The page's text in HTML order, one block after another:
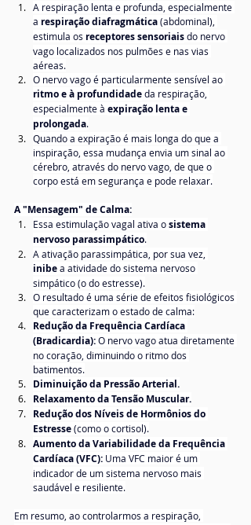
A respiração lenta e profunda, especialmente
a respiração diafragmática (abdominal),
estimula os receptores sensoriais do nervo
vago localizados nos pulmões e nas vias
aéreas.
O nervo vago é particularmente sensível ao
ritmo e à profundidade da respiração,
especialmente à expiração lenta e
prolongada.
Quando a expiração é mais longa do que a
inspiração, essa mudança envia um sinal ao
cérebro, através do nervo vago, de que o
corpo está em segurança e pode relaxar.
A "Mensagem" de Calma:
Essa estimulação vagal ativa o sistema
nervoso parassimpático.
A ativação parassimpática, por sua vez,
inibe a atividade do sistema nervoso
simpático (o do estresse).
O resultado é uma série de efeitos fisiológicos
que caracterizam o estado de calma:
Redução da Frequência Cardíaca
(Bradicardia): O nervo vago atua diretamente
no coração, diminuindo o ritmo dos
batimentos.
Diminuição da Pressão Arterial.
Relaxamento da Tensão Muscular.
Redução dos Níveis de Hormônios do
Estresse (como o cortisol).
Aumento da Variabilidade da Frequência
Cardíaca (VFC): Uma VFC maior é um
indicador de um sistema nervoso mais
saudável e resiliente.
Em resumo, ao controlarmos a respiração,